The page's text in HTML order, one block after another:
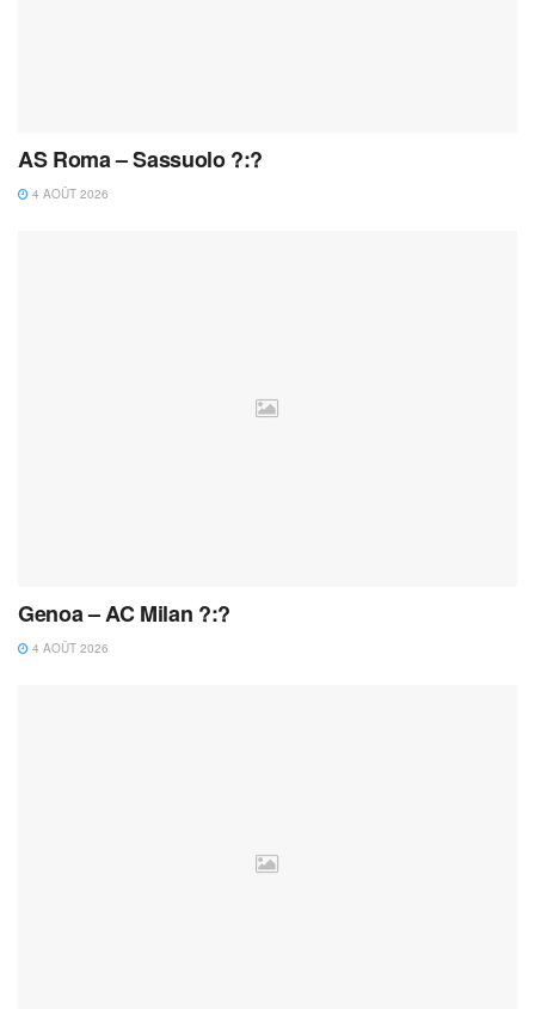
AS Roma – Sassuolo ?:?
4 AOÛT 2026
Genoa – AC Milan ?:?
4 AOÛT 2026